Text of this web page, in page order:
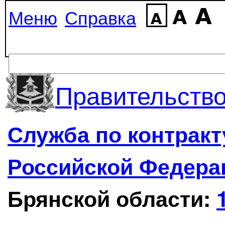
Меню Справка
Служба по
Российской
Брянской области: